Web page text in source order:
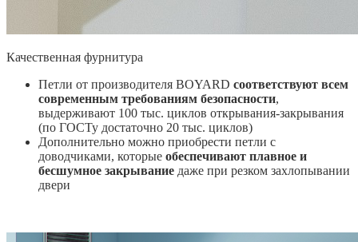
Качественная фурнитура
Петли от производителя BOYARD соответствуют всем
современным требованиям безопасности,
выдерживают 100 тыс. циклов открывания-закрывания
(по ГОСТу достаточно 20 тыс. циклов)
Дополнительно можно приобрести петли с
доводчиками, которые обеспечивают плавное и
бесшумное закрывание даже при резком захлопывании
двери